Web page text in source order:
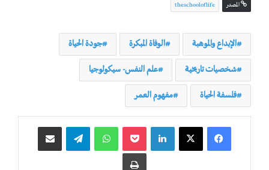
المصدر theschooloflife
الإبداع والموهبة الوفاة المبكرة جودة الحياة
شخصيات تاريخية علم النفس- سيكولوجيا
فلسفة الحياة مفهوم العمر
واتساب